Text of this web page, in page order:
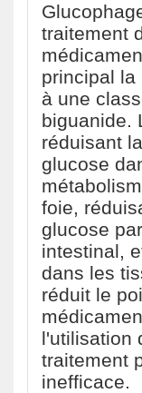
traitement
principal la
à une
biguanide.
réduisant
glucose
foie,
glucose
intestinal,
dans les
réduit le
l'utilisation
traitement
inefficace.